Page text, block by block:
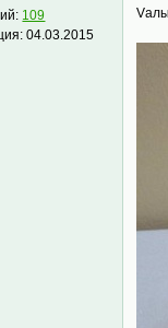
109
04.03.2015